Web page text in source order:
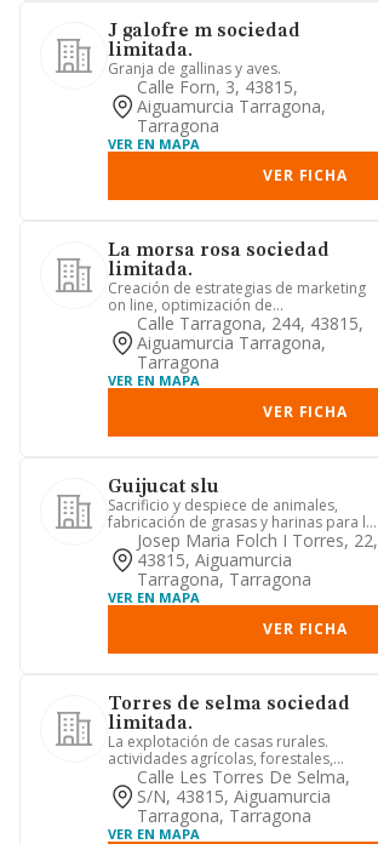
J galofre m sociedad
limitada.
Granja de gallinas y aves.
Calle Forn, 3, 43815,
Aiguamurcia Tarragona,
Tarragona
VER EN MAPA
VER FICHA
La morsa rosa sociedad
limitada.
Creación de estrategias de marketing
on line, optimización de
procedimientos y servicios asociados
...
Calle Tarragona, 244, 43815,
Aiguamurcia Tarragona,
Tarragona
VER EN MAPA
VER FICHA
Guijucat slu
Sacrificio y despiece de animales,
fabricación de grasas y harinas para la
alimentación humana y ga...
Josep Maria Folch I Torres, 22,
43815, Aiguamurcia
Tarragona, Tarragona
VER EN MAPA
VER FICHA
Torres de selma sociedad
limitada.
La explotación de casas rurales.
actividades agrícolas, forestales,
ganadería, pesca, explotación d...
Calle Les Torres De Selma,
S/n, 43815, Aiguamurcia
Tarragona, Tarragona
VER EN MAPA